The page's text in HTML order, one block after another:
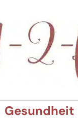
Gesundheit